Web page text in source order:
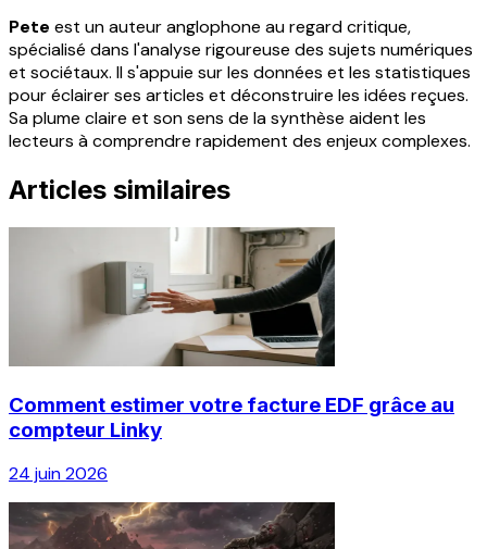
Pete est un auteur anglophone au regard critique,
spécialisé dans l'analyse rigoureuse des sujets numériques
et sociétaux. Il s'appuie sur les données et les statistiques
pour éclairer ses articles et déconstruire les idées reçues.
Sa plume claire et son sens de la synthèse aident les
lecteurs à comprendre rapidement des enjeux complexes.
Articles similaires
Comment estimer votre facture EDF grâce au
compteur Linky
24 juin 2026